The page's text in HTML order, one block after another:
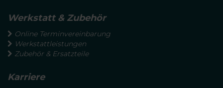
Werkstatt & Zubehör
Online Terminvereinbarung
Werkstattleistungen
Zubehör & Ersatzteile
Karriere